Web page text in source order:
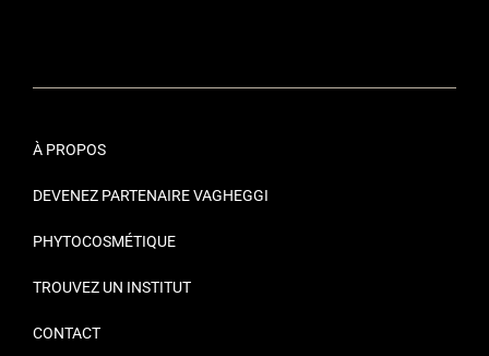
À PROPOS
DEVENEZ PARTENAIRE VAGHEGGI
PHYTOCOSMÉTIQUE
TROUVEZ UN INSTITUT
CONTACT